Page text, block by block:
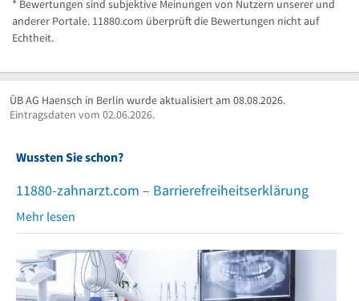
* Bewertungen sind subjektive Meinungen von Nutzern unserer und
anderer Portale. 11880.com überprüft die Bewertungen nicht auf
Echtheit.
ÜB AG Haensch in Berlin wurde aktualisiert am 08.08.2026.
Eintragsdaten vom 02.06.2026.
Wussten Sie schon?
11880-zahnarzt.com – Barrierefreiheitserklärung
Mehr lesen